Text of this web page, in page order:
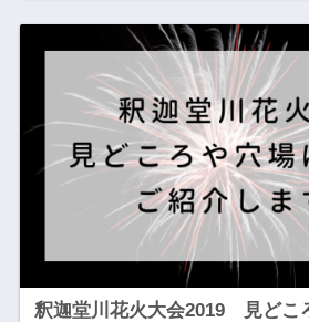
釈迦堂川花火大会2019 見どこ